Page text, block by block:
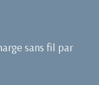
sans fil par